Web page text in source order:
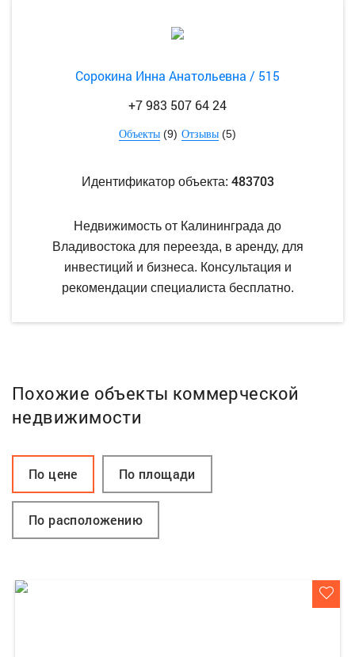
Сорокина Инна Анатольевна / 515
+7 983 507 64 24
Объекты (9) Отзывы (5)
Идентификатор объекта: 483703
Недвижимость от Калининграда до
Владивостока для переезда, в аренду, для
инвестиций и бизнеса. Консультация и
рекомендации специалиста бесплатно.
Похожие объекты коммерческой
недвижимости
По цене По площади
По расположению